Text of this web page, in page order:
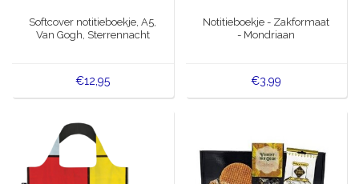
Wens & Ansichtkaarten
Koninghuis artikelen
Pins - Speldjes
Wandborden - Gekleurd en Delfts blauw
Delfts blauwe magneten
Softcover notitieboekje, A5,
Van Gogh, Sterrennacht
€12,95
Notitieboekje - Zakformaat
- Mondriaan
€3,99